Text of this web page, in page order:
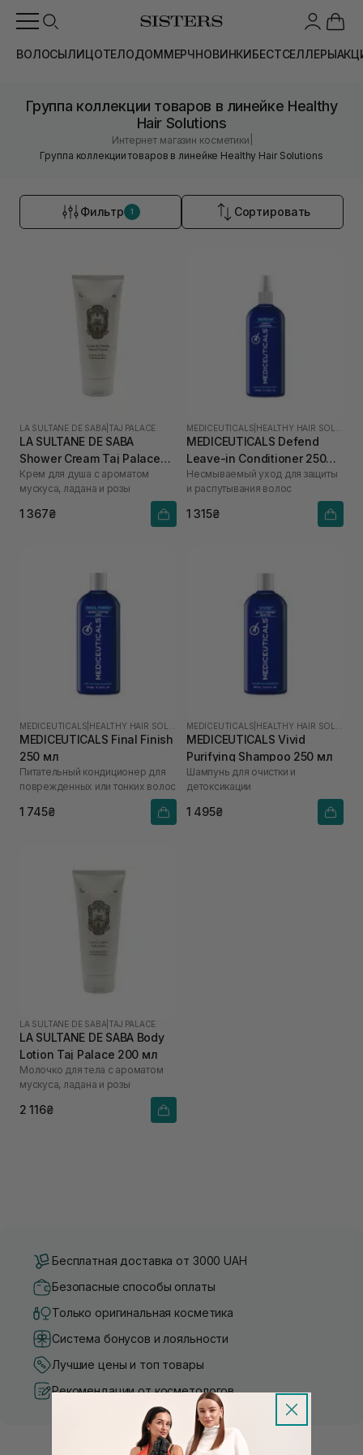
ВОЛОСЫЛИЦОТЕЛОДОММЕРЧНОВИНКИБЕСТСЕЛЛЕРЫ
Группа коллекции товаров в линейке Healthy
Hair Solutions
Интернет магазин косметики
Группа коллекции товаров в линейке Healthy Hair Solutions
Фильтр 1 Сортировать
LA SULTANE DE SABA TAJ PALACE
LA SULTANE DE SABA
Shower Cream Taj Palace
200 мл
Крем для душа с ароматом
мускуса, ладана и розы
1 367₴
MEDICEUTICALS
MEDICEUTICALS Defend
Leave-in Conditioner 250
мл
Несмываемый уход для защиты
и распутывания волос
1 315₴
MEDICEUTICALS
MEDICEUTICALS Final Finish
250 мл
Питательный кондиционер для
поврежденных или тонких волос
1 745₴
MEDICEUTICALS
MEDICEUTICALS Vivid
Purifying Shampoo 250 мл
Шампунь для очистки и
детоксикации
1 495₴
LA SULTANE DE SABA TAJ PALACE
LA SULTANE DE SABA Body
Lotion Taj Palace 200 мл
Молочко для тела с ароматом
мускуса, ладана и розы
2 116₴
Бесплатная доставка от 3000 UAH
Безопасные способы оплаты
Только оригинальная косметика
Система бонусов и лояльности
Лучшие цены и топ товары
Рекомендации от косметологов